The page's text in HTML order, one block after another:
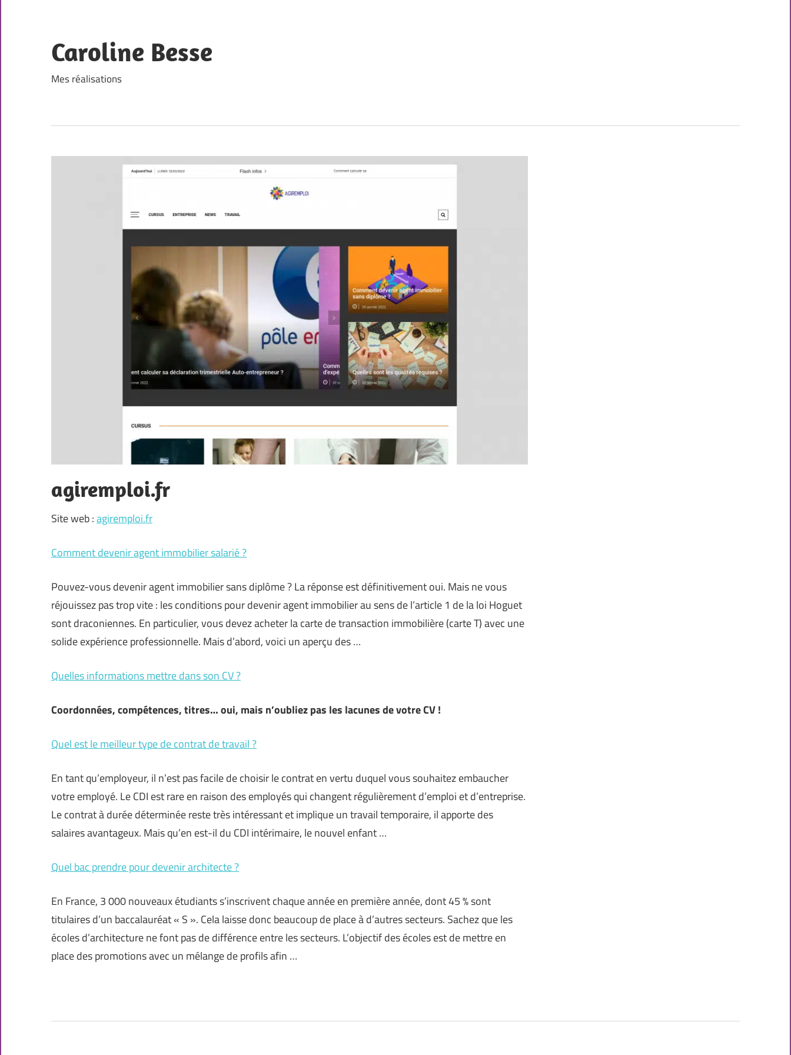
content
Caroline Besse
Mes réalisations
agiremploi.fr
Site web :agiremploi.fr
Comment devenir agent immobilier salarié ?
Pouvez-vous devenir agent immobilier sans diplôme ? La réponse est définitivement oui. Mais ne vous
réjouissez pas trop vite : les conditions pour devenir agent immobilier au sens de l’article 1 de la loi Hoguet
sont draconiennes. En particulier, vous devez acheter la carte de transaction immobilière (carte T) avec une
solide expérience professionnelle. Mais d’abord, voici un aperçu des …
Quelles informations mettre dans son CV ?
Coordonnées, compétences, titres… oui, mais n’oubliez pas les lacunes de votre CV !
Quel est le meilleur type de contrat de travail ?
En tant qu’employeur, il n’est pas facile de choisir le contrat en vertu duquel vous souhaitez embaucher
votre employé. Le CDI est rare en raison des employés qui changent régulièrement d’emploi et d’entreprise.
Le contrat à durée déterminée reste très intéressant et implique un travail temporaire, il apporte des
salaires avantageux. Mais qu’en est-il du CDI intérimaire, le nouvel enfant …
Quel bac prendre pour devenir architecte ?
En France, 3 000 nouveaux étudiants s’inscrivent chaque année en première année, dont 45 % sont
titulaires d’un baccalauréat « S ». Cela laisse donc beaucoup de place à d’autres secteurs. Sachez que les
écoles d’architecture ne font pas de différence entre les secteurs. L’objectif des écoles est de mettre en
place des promotions avec un mélange de profils afin …